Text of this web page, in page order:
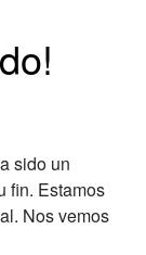
sido un
fin. Estamos
Nos vemos